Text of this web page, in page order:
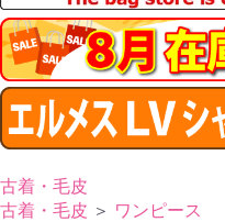
古着・毛皮
古着・毛皮 ＞ ワンピース